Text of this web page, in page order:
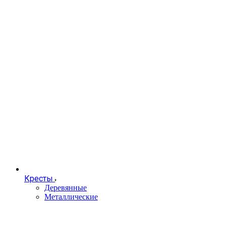
Кресты
Деревянные
Металлические